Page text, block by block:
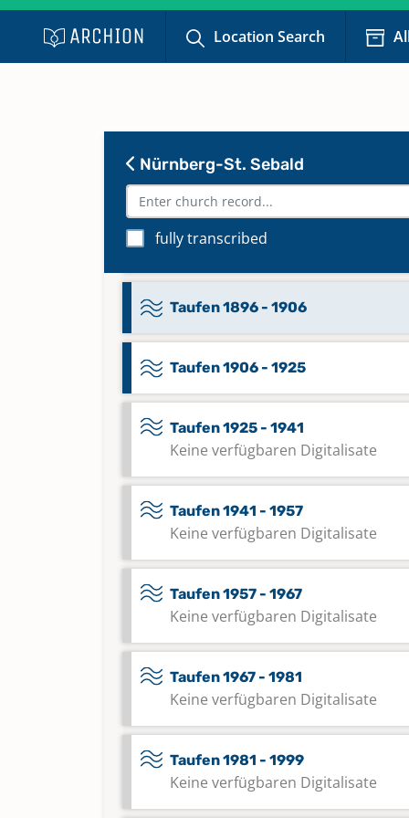
Location Search
Nürnberg-St. Sebald
fully transcribed
Taufen 1862 - 1868
Taufen 1868 - 1875
Taufen 1882 - 1887
Taufen 1888 - 1896
Taufen 1896 - 1906
Taufen 1906 - 1925
Taufen 1925 - 1941
Keine verfügbaren Digitalisate
Taufen 1941 - 1957
Keine verfügbaren Digitalisate
Taufen 1957 - 1967
Keine verfügbaren Digitalisate
Taufen 1967 - 1981
Keine verfügbaren Digitalisate
Taufen 1981 - 1999
Keine verfügbaren Digitalisate